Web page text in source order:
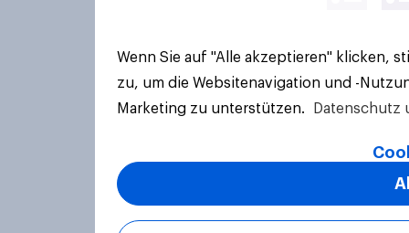
Wenn Sie auf "Alle akzeptieren" klicken,
zu, um die Websitenavigation und -
Marketing zu unterstützen.
Datenschutz